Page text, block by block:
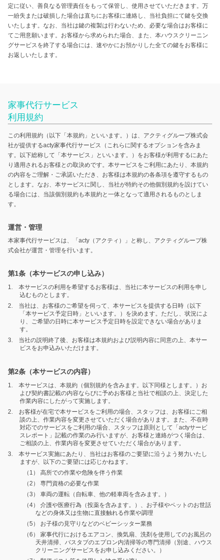
定に従い、善良なる管理責任をもって保管し、使用させていただきます。万
一紛失または破損した場合は直ちにお客様に連絡し、当社負担にて鍵を交換
いたします。なお、当社は鍵の複製は行わないため、必要な場合はお客様に
てご用意願います。お客様から求められた場合、また、本ハウスクリーニン
グサービスを終了する場合には、速やかにお預かりした全ての鍵をお客様に
お返しいたします。
家事代行サービス
利用規約
この利用規約（以下「本規約」といいます。）は、アクティグループ株式会
社が提供するacty家事代行サービス（これらに関するオプションを含みま
す。以下総称して「本サービス」といいます。）をお客様が利用するにあた
り適用されるお客様との取決めです。本サービスをご利用にあたり、本規約
の内容をご理解・ご承諾いただき、お客様は本規約の各条項を遵守するもの
とします。なお、本サービスに関し、当社が特約その他個別規約を設けてい
る場合には、当該個別規約も本規約と一体となって適用されるものとしま
す。
運営・管理
本家事代行サービスは、「acty（アクティ）」と称し、アクティグループ株
式会社が運営・管理を行います。
第1条（本サービスの申し込み）
1. 本サービスの利用を希望するお客様は、当社に本サービスの利用を申し
込むものとします。
2. 当社は、お客様のご希望を伺って、本サービスを提供する日時（以下
「本サービス予定日時」といいます。）を決めます。ただし、状況によ
り、ご希望の日時に本サービス予定日時を設定できない場合がありま
す。
3. 当社の説明終了後、お客様は本規約および説明内容に同意の上、本サー
ビスをお申込みいただけます。
第2条（本サービスの内容）
1. 本サービスは、本規約（個別規約を含みます。以下同様とします。）お
よび契約書記載の内容ならびに予めお客様と当社で相談の上、決定した
作業内容にしたがって実施します。
2. お客様が在宅で本サービスをご利用の場合、スタッフは、お客様にご相
談の上、作業内容を変更させていただく場合があります。また、不在時
対応でのサービスをご利用の場合、スタッフは原則として「actyサービ
スレポート」記載の作業のみ行いますが、お客様と連絡がつく場合は、
ご相談の上、作業内容を変更させていただく場合があります。
3. 本サービス実施にあたり、当社はお客様のご要望に沿うよう努力いたし
ますが、以下のご要望には応じかねます。
（1） 高所での作業や危険を伴う作業
（2） 専門資格の必要な作業
（3） 車両の運転（自転車、他の軽車両を含みます。）
（4） 介護や医療行為（投薬を含みます。）、お子様やペットのお世話
などの身体又は生物に直接触れる作業や調理
（5） お子様の見守りなどのベビーシッター業務
（6） 家事代行におけるエアコン、換気扇、洗剤を使用してのお風呂の
天井清掃、バスタブのエプロン内清掃等の専門清掃（別途、ハウス
クリーニングサービスをお申し込みください。）